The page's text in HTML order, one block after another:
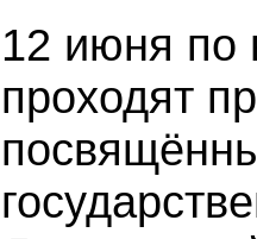
12 июня по
проходят